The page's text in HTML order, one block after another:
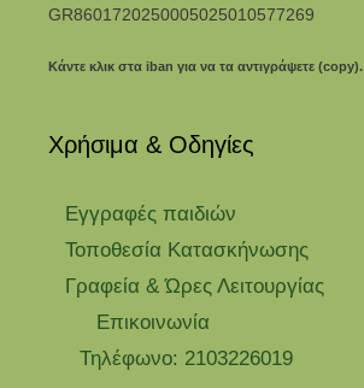
GR8601720250005025010577269
Κάντε κλικ στα iban για να τα αντιγράψετε (copy).
Χρήσιμα & Οδηγίες
Eγγραφές παιδιών
Τοποθεσία Κατασκήνωσης
Γραφεία & Ώρες Λειτουργίας
Επικοινωνία
Τηλέφωνο: 2103226019